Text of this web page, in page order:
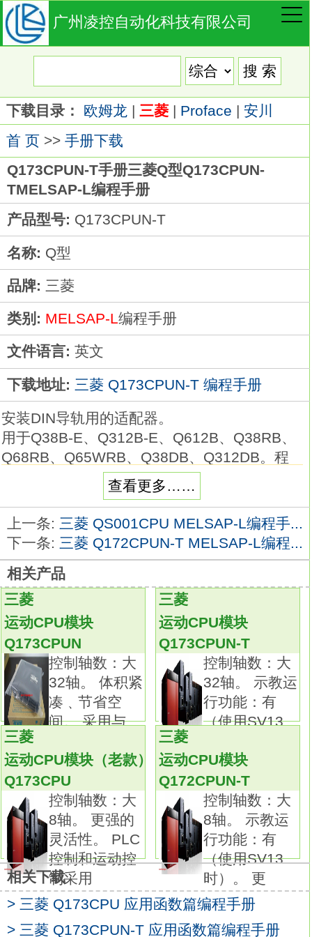
广州凌控自动化科技有限公司
下载目录： 欧姆龙 | 三菱| Proface | 安川
首 页>> 手册下载
Q173CPUN-T手册三菱Q型Q173CPUN-
TMELSAP-L编程手册
产品型号: Q173CPUN-T
名称: Q型
品牌: 三菱
类别: MELSAP-L编程手册
文件语言: 英文
下载地址: 三菱 Q173CPUN-T 编程手册
安装DIN导轨用的适配器。
用于Q38B-E、Q312B-E、Q612B、Q38RB、
Q68RB、Q65WRB、Q38DB、Q312DB。程
序容量：28K步。
输入输出点数：1096点三菱Q型编程手册。
输入输出元件数：8192点。
支持RS232。
CPU模块扩展标准RAM（最大8MB）。
可与SD存储卡同时使用
可连续访问文件寄存器。
超高速处理，生产时间缩短，更好的性能。
随着应用程序变得更大更复杂，缩短系统运行
周期时间是非常必要的。
通过超高的基本运算处理速度1.9ns，可缩短运
行周期。
除了可以实现以往与单片机控制相联系的高速
控制以外，
还可通过减少总扫描时间，提高系统性能，
防止任何可能出现的性能偏差三菱Q型编程手
册。输入点数：16点。
输入电压及电流：DC24V 4mA。
应答时间：1/5/10/20/70ms。
16点/1个公共端。
共阴极。
18点端子台。
不断超越，勇攀Q系列巅峰。
强化安全功能三菱Q型编程手册。
查看更多……
上一条: 三菱 QS001CPU MELSAP-L编程手...
下一条: 三菱 Q172CPUN-T MELSAP-L编程...
相关产品
三菱
运动CPU模块
Q173CPUN
控制轴数：大
32轴。 体积紧
凑﹑节省空
间。 采用与
三菱
运动CPU模块
Q173CPUN-T
控制轴数：大
32轴。 示教运
行功能：有
（使用SV13
三菱
运动CPU模块（老款）
Q173CPU
控制轴数：大
8轴。 更强的
灵活性。 PLC
控制和运动控
制采用
三菱
运动CPU模块
Q172CPUN-T
控制轴数：大
8轴。 示教运
行功能：有
（使用SV13
时）。 更
相关下载
> 三菱 Q173CPU 应用函数篇编程手册
> 三菱 Q173CPUN-T 应用函数篇编程手册